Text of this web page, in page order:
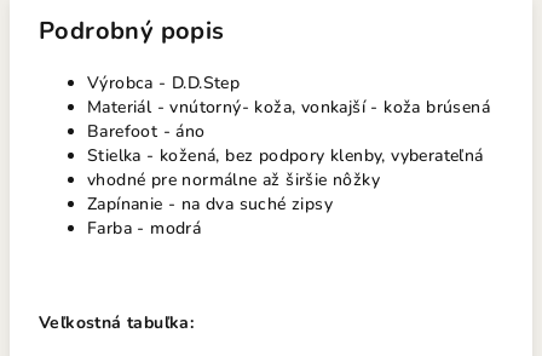
Podrobný popis
Výrobca - D.D.Step
Materiál - vnútorný- koža, vonkajší - koža brúsená
Barefoot - áno
Stielka - kožená, bez podpory klenby, vyberateľná
vhodné pre normálne až širšie nôžky
Zapínanie - na dva suché zipsy
Farba - modrá
Veľkostná tabuľka: